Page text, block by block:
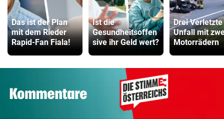
Das ist der Plan
mit dem Rieder
Rapid-Fan Fiala!
Ist die
Gesundheitsoffen
sive ihr Geld wert?
Drei
Unfall mit
Motorrädern